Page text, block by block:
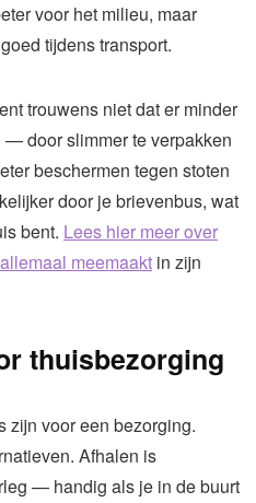
voor het milieu, maar
tijdens transport.
trouwens niet dat er minder
door slimmer te verpakken
beschermen tegen stoten
door je brievenbus, wat
bent. Lees hier meer over
meemaakt in zijn
thuisbezorging
zijn voor een bezorging.
Afhalen is
— handig als je in de buurt